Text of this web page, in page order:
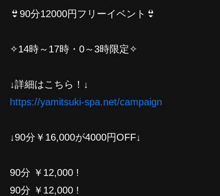
👙90分12000円フリーイベント👙
✧14時～17時・0～3時限定✧
↓詳細はこちら！↓
https://yamitsuki-spa.net/campaign
↓90分￥16,000が4000円OFF↓
90分 ￥12,000 !
90分 ￥12,000 !